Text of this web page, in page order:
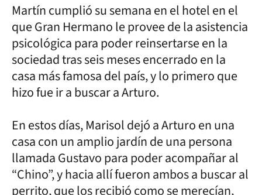
Martín cumplió su semana en el hotel en el
que Gran Hermano le provee de la asistencia
psicológica para poder reinsertarse en la
sociedad tras seis meses encerrado en la
casa más famosa del país, y lo primero que
hizo fue ir a buscar a Arturo.
En estos días, Marisol dejó a Arturo en una
casa con un amplio jardín de una persona
llamada Gustavo para poder acompañar al
“Chino”, y hacia allí fueron ambos a buscar al
perrito, que los recibió como se merecían,